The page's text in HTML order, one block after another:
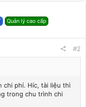
Quản lý cao cấp
#2
chi phí. Híc, tài liệu thì
trong chu trình chi